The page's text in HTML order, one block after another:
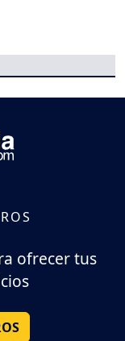
ofrecer tus